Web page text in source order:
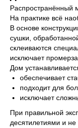
Распространённый
На практике всё
В основе
сушки,
склеиваются
исключает
Дом
обеспечивает
подходит для
исключает
При правильной
десятилетиями и не